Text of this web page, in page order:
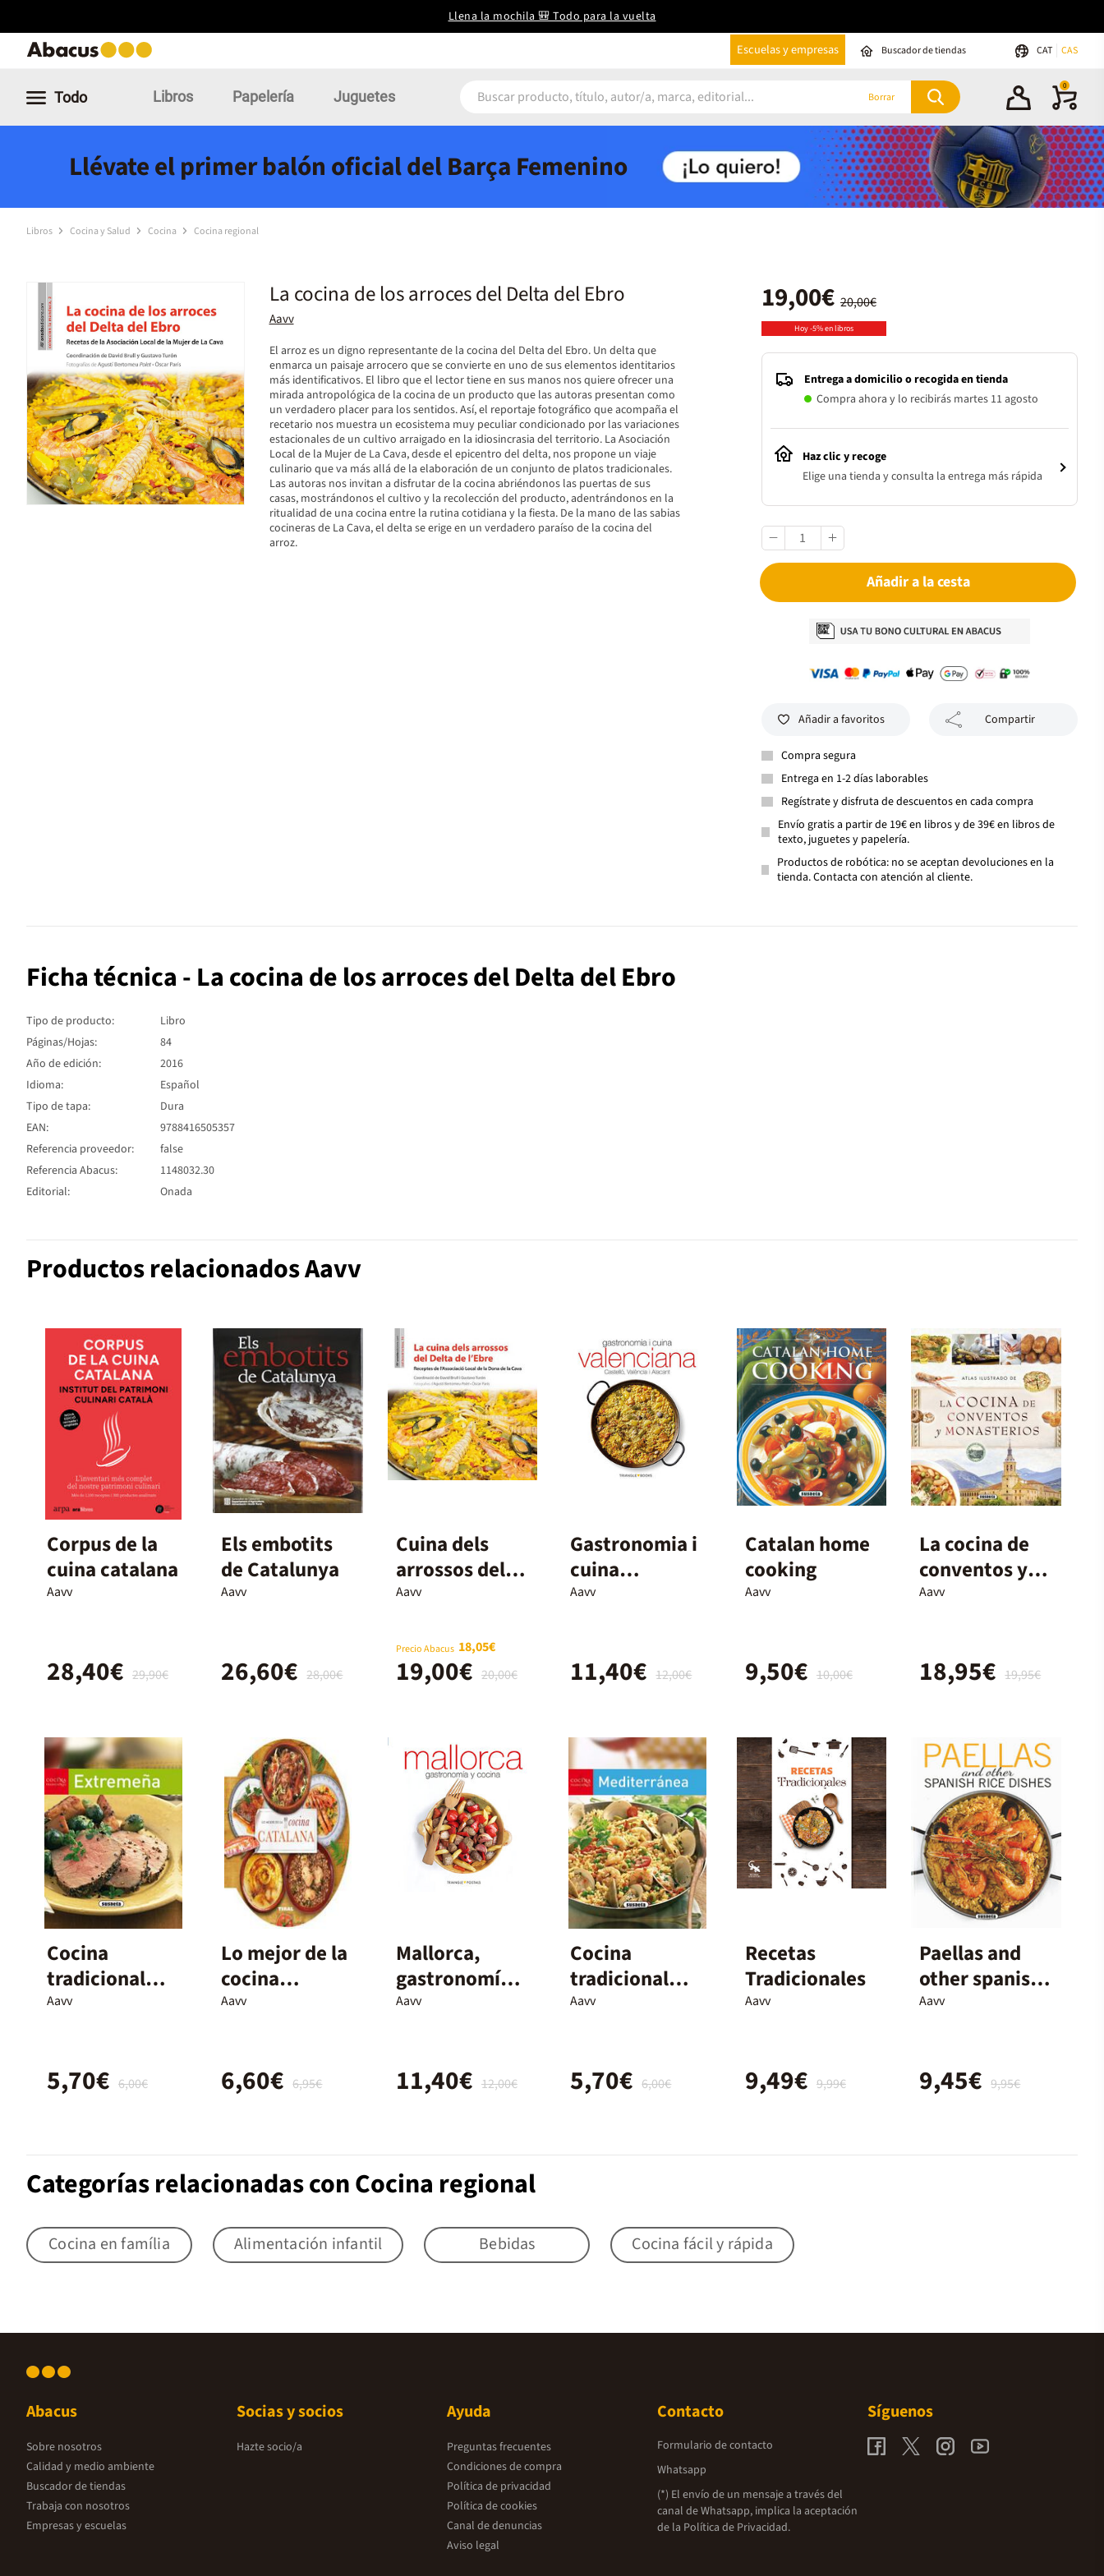
Llena la mochila 🎒 Todo para la vuelta
Escuelas y empresas Buscador de tiendas CAT CAS
Todo Libros Papelería Juguetes Borrar
0
Llévate el primer balón oficial del Barça Femenino
Libros Cocina y Salud Cocina Cocina regional
La cocina de los arroces del Delta del Ebro
Aavv
El arroz es un digno representante de la cocina del Delta del Ebro. Un delta que
enmarca un paisaje arrocero que se convierte en uno de sus elementos identitarios
más identificativos. El libro que el lector tiene en sus manos nos quiere ofrecer una
mirada antropológica de la cocina de un producto que las autoras presentan como
un verdadero placer para los sentidos. Así, el reportaje fotográfico que acompaña el
recetario nos muestra un ecosistema muy peculiar condicionado por las variaciones
estacionales de un cultivo arraigado en la idiosincrasia del territorio. La Asociación
Local de la Mujer de La Cava, desde el epicentro del delta, nos propone un viaje
culinario que va más allá de la elaboración de un conjunto de platos tradicionales.
Las autoras nos invitan a disfrutar de la cocina abriéndonos las puertas de sus
casas, mostrándonos el cultivo y la recolección del producto, adentrándonos en la
ritualidad de una cocina entre la rutina cotidiana y la fiesta. De la mano de las sabias
cocineras de La Cava, el delta se erige en un verdadero paraíso de la cocina del
arroz.
20,00€
19,00€
Hoy -5% en libros
Entrega a domicilio o recogida en tienda
Compra ahora y lo recibirás martes 11 agosto
Haz clic y recoge
Elige una tienda y consulta la entrega más rápida
Añadir a la cesta
Añadir a favoritos Compartir
Compra segura
Entrega en 1-2 días laborables
Regístrate y disfruta de descuentos en cada compra
Envío gratis a partir de 19€ en libros y de 39€ en libros de
texto, juguetes y papelería.
Productos de robótica: no se aceptan devoluciones en la
tienda. Contacta con atención al cliente.
Ficha técnica - La cocina de los arroces del Delta del Ebro
Tipo de producto:
Libro
Páginas/Hojas:
84
Año de edición:
2016
Idioma:
Español
Tipo de tapa:
Dura
EAN:
9788416505357
Referencia proveedor:
false
Referencia Abacus:
1148032.30
Editorial:
Onada
Productos relacionados Aavv
Corpus de la
cuina catalana
Aavv
29,90€
28,40€
Els embotits
de Catalunya
Aavv
28,00€
26,60€
Cuina dels
arrossos del
Delta de
Aavv
Precio Abacus 18,05€
20,00€
19,00€
Gastronomia i
cuina
valenciana
Aavv
12,00€
11,40€
Catalan home
cooking
Aavv
10,00€
9,50€
La cocina de
conventos y
monasterios
Aavv
19,95€
18,95€
Cocina
tradicional
extremeña
Aavv
6,00€
5,70€
Lo mejor de la
cocina
catalana
Aavv
6,95€
6,60€
Mallorca,
gastronomía y
cocina
Aavv
12,00€
11,40€
Cocina
tradicional
mediterránea
Aavv
6,00€
5,70€
Recetas
Tradicionales
Aavv
9,99€
9,49€
Paellas and
other spanish
rice dishes
Aavv
9,95€
9,45€
Categorías relacionadas con Cocina regional
Cocina en família Alimentación infantil Bebidas Cocina fácil y rápida
Abacus
Sobre nosotros
Calidad y medio ambiente
Buscador de tiendas
Trabaja con nosotros
Empresas y escuelas
Socias y socios
Hazte socio/a
Ayuda
Preguntas frecuentes
Condiciones de compra
Política de privacidad
Política de cookies
Canal de denuncias
Aviso legal
Contacto
Formulario de contacto
Whatsapp
(*) El envío de un mensaje a través del
canal de Whatsapp, implica la aceptación
de la Política de Privacidad.
Síguenos